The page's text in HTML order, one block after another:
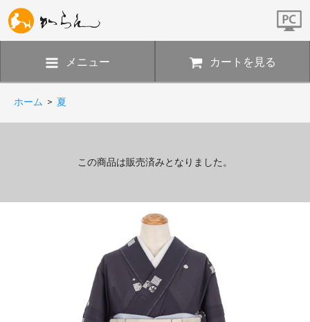
メニュー カートを見る
ホーム > 夏
この商品は販売済みとなりました。